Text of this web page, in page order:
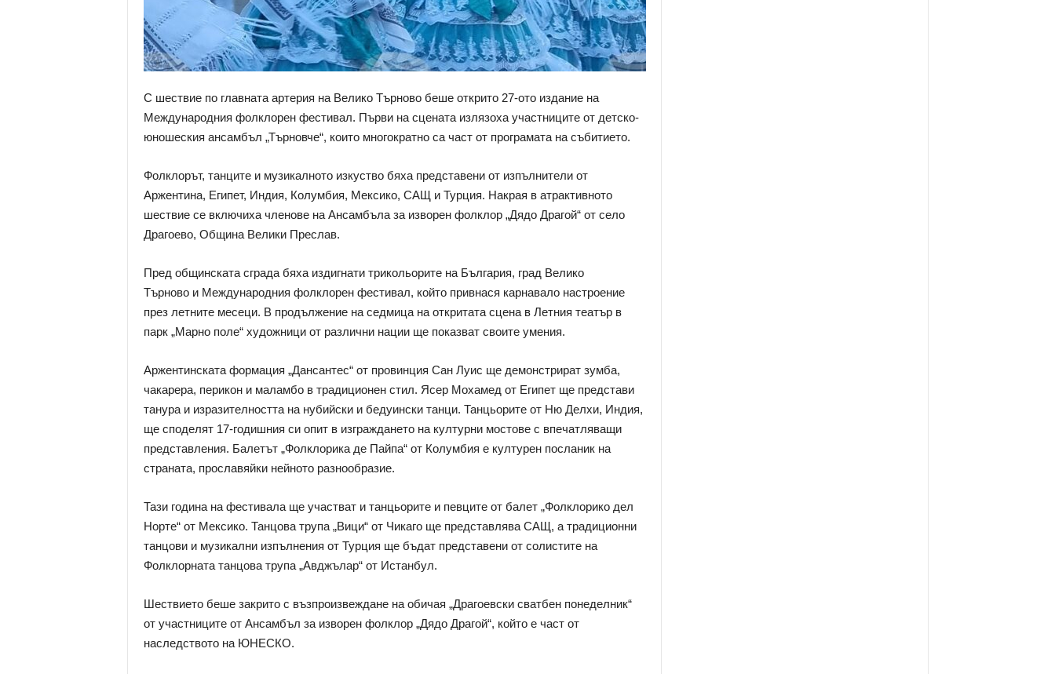
С шествие по главната артерия на Велико Търново беше открито 27-ото издание на
Международния фолклорен фестивал. Първи на сцената излязоха участниците от детско-
юношеския ансамбъл „Търновче“, които многократно са част от програмата на събитието.
Фолклорът, танците и музикалното изкуство бяха представени от изпълнители от
Аржентина, Египет, Индия, Колумбия, Мексико, САЩ и Турция. Накрая в атрактивното
шествие се включиха членове на Ансамбъла за изворен фолклор „Дядо Драгой“ от село
Драгоево, Община Велики Преслав.
Пред общинската сграда бяха издигнати трикольорите на България, град Велико
Търново и Международния фолклорен фестивал, който привнася карнавало настроение
през летните месеци. В продължение на седмица на откритата сцена в Летния театър в
парк „Марно поле“ художници от различни нации ще показват своите умения.
Аржентинската формация „Дансантес“ от провинция Сан Луис ще демонстрират зумба,
чакарера, перикон и маламбо в традиционен стил. Ясер Мохамед от Египет ще представи
танура и изразителността на нубийски и бедуински танци. Танцьорите от Ню Делхи, Индия,
ще споделят 17-годишния си опит в изграждането на културни мостове с впечатляващи
представления. Балетът „Фолклорика де Пайпа“ от Колумбия е културен посланик на
страната, прославяйки нейното разнообразие.
Тази година на фестивала ще участват и танцьорите и певците от балет „Фолклорико дел
Норте“ от Мексико. Танцова трупа „Вици“ от Чикаго ще представлява САЩ, а традиционни
танцови и музикални изпълнения от Турция ще бъдат представени от солистите на
Фолклорната танцова трупа „Авджълар“ от Истанбул.
Шествието беше закрито с възпроизвеждане на обичая „Драгоевски сватбен понеделник“
от участниците от Ансамбъл за изворен фолклор „Дядо Драгой“, който е част от
наследството на ЮНЕСКО.